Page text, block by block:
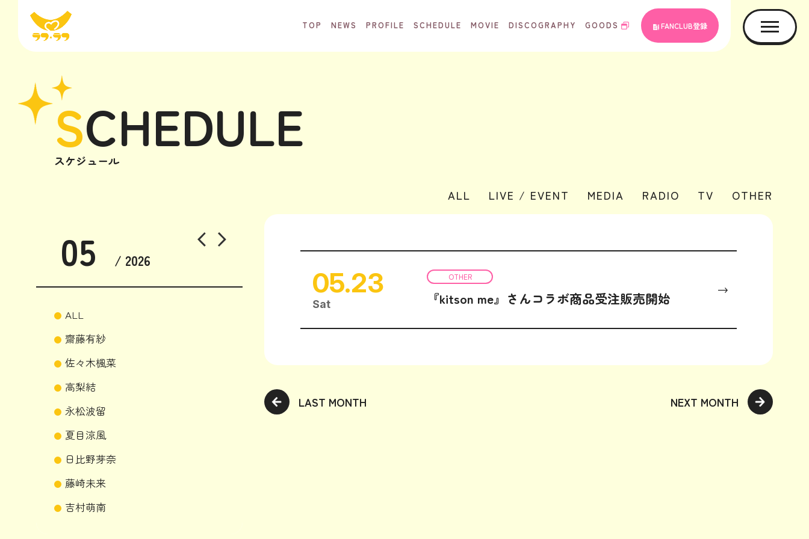
TOP NEWS PROFILE SCHEDULE MOVIE DISCOGRAPHY GOODS FANCLUB登録
SCHEDULE
スケジュール
ALL LIVE / EVENT MEDIA RADIO TV OTHER
05 / 2026
ALL
齋藤有紗
佐々木楓菜
高梨結
永松波留
夏目涼風
日比野芽奈
藤崎未来
吉村萌南
05.23
Sat
OTHER
『kitson me』さんコラボ商品受注販売開始
LAST MONTH NEXT MONTH